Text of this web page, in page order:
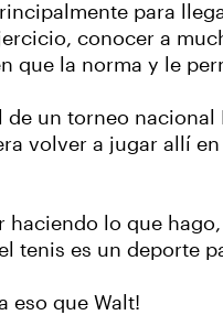
para
conocer a
que la norma y le
de un torneo
volver a jugar allí
haciendo lo que
tenis es un deporte
eso que Walt!